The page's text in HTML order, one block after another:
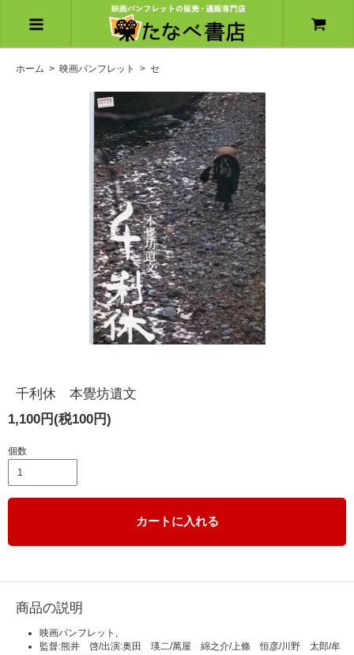
ホーム > 映画パンフレット > セ
千利休 本覺坊遺文
1,100円(税100円)
個数
カートに入れる
商品の説明
映画パンフレット,
監督:熊井 啓/出演:奥田 瑛二/萬屋 綿之介/上條 恒彦/川野 太郎/牟